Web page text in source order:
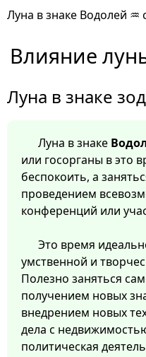
Луна в знаке Водолей ♒
Влияние
Луна в знаке
Луна в знаке
или госорганы в это
беспокоить, а
проведением
конференций или
Это время
умственной и
Полезно заняться
получением новых
внедрением новых
дела с
политическая